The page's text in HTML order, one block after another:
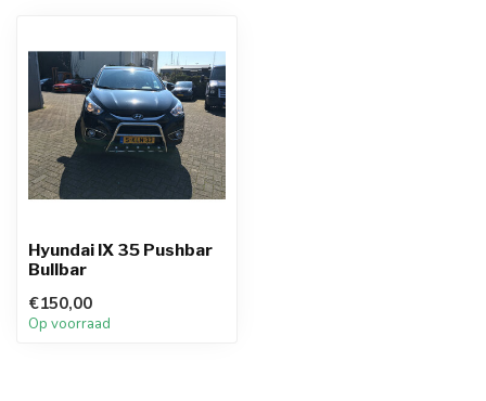
Hyundai IX 35 Pushbar
Bullbar
€150,00
Op voorraad